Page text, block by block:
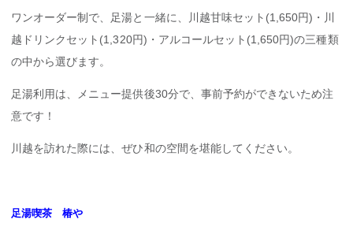
ワンオーダー制で、足湯と一緒に、川越甘味セット(1,650円)・川
越ドリンクセット(1,320円)・アルコールセット(1,650円)の三種類
の中から選びます。
足湯利用は、メニュー提供後30分で、事前予約ができないため注
意です！
川越を訪れた際には、ぜひ和の空間を堪能してください。
足湯喫茶 椿や